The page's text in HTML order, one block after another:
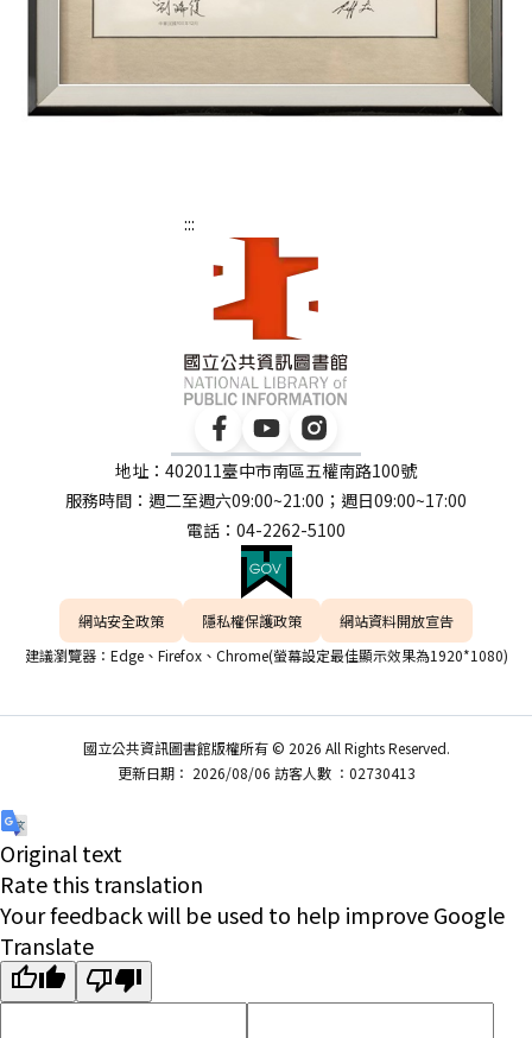
:::
地址：402011臺中市南區五權南路100號
服務時間：週二至週六09:00~21:00；週日09:00~17:00
電話：04-2262-5100
網站安全政策 隱私權保護政策
網站資料開放宣告
建議瀏覽器：Edge、Firefox、Chrome(螢幕設定最佳顯示效果為1920*1080)
國立公共資訊圖書館版權所有 © 2026 All Rights Reserved.
更新日期： 2026/08/06 訪客人數 ：02730413
Original text
Rate this translation
Your feedback will be used to help improve Google
Translate